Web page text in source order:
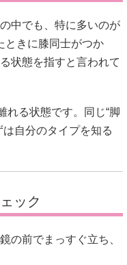
中でも、特に多いのが
ときに膝同士がつか
状態を指すと言われて
れる状態です。同じ“脚
自分のタイプを知る
ック
の前でまっすぐ立ち、